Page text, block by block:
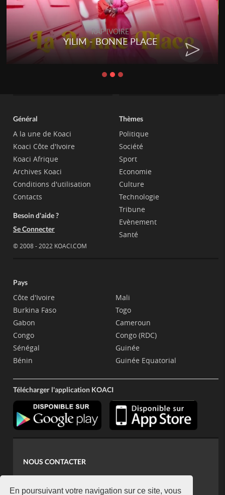
En poursuivant votre navigation sur ce site, vous
RAP IVOIRE
YILIM - BONNE PLACE
Général
A la une de Koaci
Koaci Côte d'Ivoire
Koaci Afrique
Archives Koaci
Conditions d'utilisation
Contacts
Besoin d'aide ?
Se Connecter
© 2008 - 2022 KOACI.COM
Thèmes
Politique
Société
Sport
Economie
Culture
Technologie
Tribune
Evènement
Santé
Pays
Côte d'Ivoire
Burkina Faso
Gabon
Congo
Sénégal
Bénin
Mali
Togo
Cameroun
Congo (RDC)
Guinée
Guinée Equatorial
Télécharger l'application KOACI
NOUS CONTACTER